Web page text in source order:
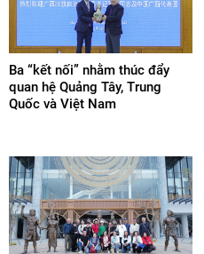
Ba “kết nối” nhằm thúc đẩy
quan hệ Quảng Tây, Trung
Quốc và Việt Nam